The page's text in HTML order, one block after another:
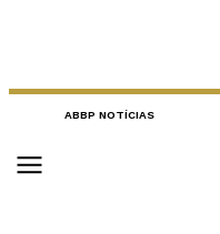
ABBP NOTÍCIAS